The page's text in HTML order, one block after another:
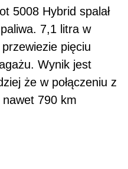
5008 Hybrid spalał
7,1 litra w
pięciu
Wynik jest
że w połączeniu z
790 km